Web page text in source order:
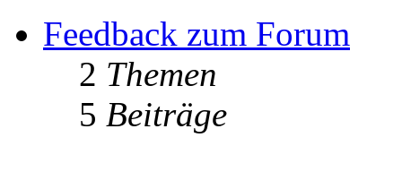
Feedback zum Forum
2 Themen
5 Beiträge